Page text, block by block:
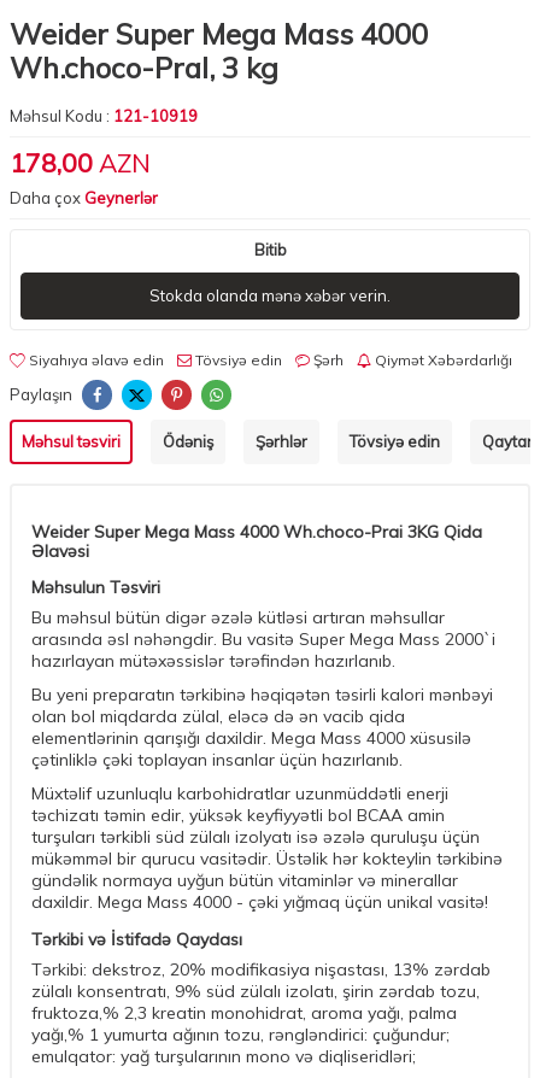
Weider Super Mega Mass 4000
Wh.choco-Pral, 3 kg
Məhsul Kodu : 121-10919
178,00 AZN
Daha çoxGeynerlər
Bitib
Stokda olanda mənə xəbər verin.
Siyahıya əlavə edin Tövsiyə edin Şərh Qiymət Xəbərdarlığı
Paylaşın
Məhsul təsviri Ödəniş Şərhlər Tövsiyə edin
Weider Super Mega Mass 4000 Wh.choco-Prai 3KG Qida
Əlavəsi
Məhsulun Təsviri
Bu məhsul bütün digər əzələ kütləsi artıran məhsullar
arasında əsl nəhəngdir. Bu vasitə Super Mega Mass 2000`i
hazırlayan mütəxəssislər tərəfindən hazırlanıb.
Bu yeni preparatın tərkibinə həqiqətən təsirli kalori mənbəyi
olan bol miqdarda zülal, eləcə də ən vacib qida
elementlərinin qarışığı daxildir. Mega Mass 4000 xüsusilə
çətinliklə çəki toplayan insanlar üçün hazırlanıb.
Müxtəlif uzunluqlu karbohidratlar uzunmüddətli enerji
təchizatı təmin edir, yüksək keyfiyyətli bol BCAA amin
turşuları tərkibli süd zülalı izolyatı isə əzələ quruluşu üçün
mükəmməl bir qurucu vasitədir. Üstəlik hər kokteylin tərkibinə
gündəlik normaya uyğun bütün vitaminlər və minerallar
daxildir. Mega Mass 4000 - çəki yığmaq üçün unikal vasitə!
Tərkibi və İstifadə Qaydası
Tərkibi: dekstroz, 20% modifikasiya nişastası, 13% zərdab
zülalı konsentratı, 9% süd zülalı izolatı, şirin zərdab tozu,
fruktoza,% 2,3 kreatin monohidrat, aroma yağı, palma
yağı,% 1 yumurta ağının tozu, rəngləndirici: çuğundur;
emulqator: yağ turşularının mono və diqliseridləri;